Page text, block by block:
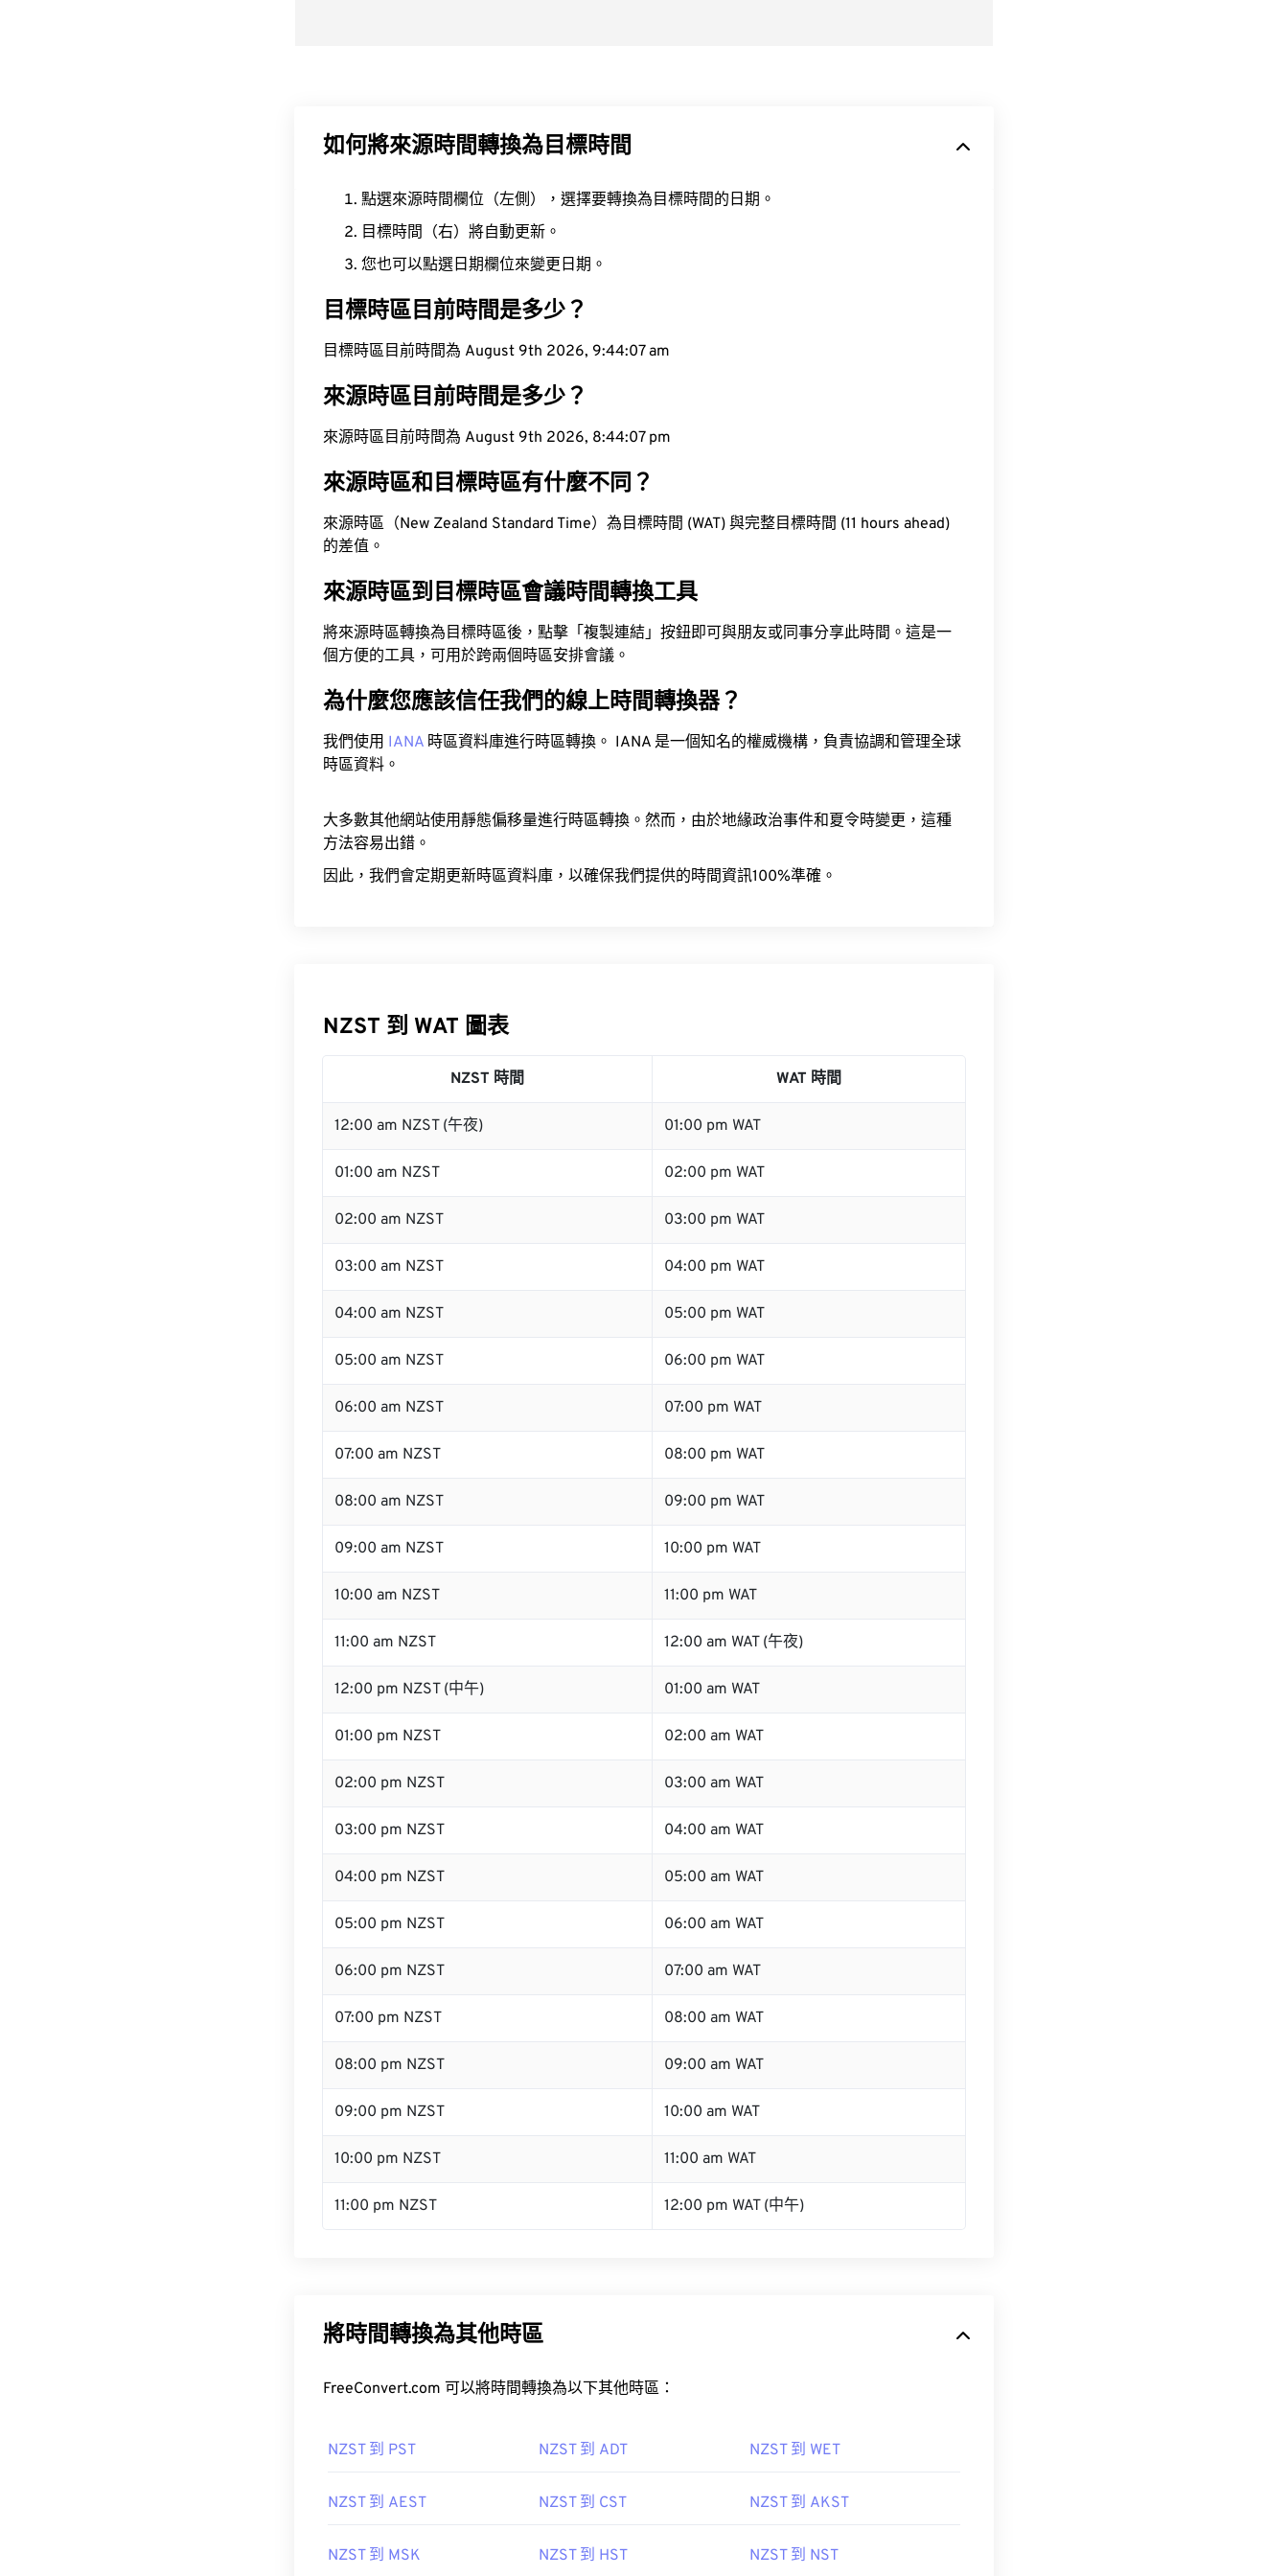
如何將來源時間轉換為目標時間
點選來源時間欄位（左側），選擇要轉換為目標時間的日期。
目標時間（右）將自動更新。
您也可以點選日期欄位來變更日期。
目標時區目前時間是多少？
目標時區目前時間為 August 9th 2026, 9:44:08 am
來源時區目前時間是多少？
來源時區目前時間為 August 9th 2026, 8:44:08 pm
來源時區和目標時區有什麼不同？
來源時區（New Zealand Standard Time）為目標時間 (WAT) 與完整目標時間 (11 hours ahead)
的差值。
來源時區到目標時區會議時間轉換工具
將來源時區轉換為目標時區後，點擊「複製連結」按鈕即可與朋友或同事分享此時間。這是一
個方便的工具，可用於跨兩個時區安排會議。
為什麼您應該信任我們的線上時間轉換器？
我們使用 IANA 時區資料庫進行時區轉換。 IANA 是一個知名的權威機構，負責協調和管理全球
時區資料。
大多數其他網站使用靜態偏移量進行時區轉換。然而，由於地緣政治事件和夏令時變更，這種
方法容易出錯。
因此，我們會定期更新時區資料庫，以確保我們提供的時間資訊100%準確。
NZST 到 WAT 圖表
NZST 時間 WAT 時間
12:00 am NZST (午夜) 01:00 pm WAT
01:00 am NZST 02:00 pm WAT
02:00 am NZST 03:00 pm WAT
03:00 am NZST 04:00 pm WAT
04:00 am NZST 05:00 pm WAT
05:00 am NZST 06:00 pm WAT
06:00 am NZST 07:00 pm WAT
07:00 am NZST 08:00 pm WAT
08:00 am NZST 09:00 pm WAT
09:00 am NZST 10:00 pm WAT
10:00 am NZST 11:00 pm WAT
11:00 am NZST 12:00 am WAT (午夜)
12:00 pm NZST (中午) 01:00 am WAT
01:00 pm NZST 02:00 am WAT
02:00 pm NZST 03:00 am WAT
03:00 pm NZST 04:00 am WAT
04:00 pm NZST 05:00 am WAT
05:00 pm NZST 06:00 am WAT
06:00 pm NZST 07:00 am WAT
07:00 pm NZST 08:00 am WAT
08:00 pm NZST 09:00 am WAT
09:00 pm NZST 10:00 am WAT
10:00 pm NZST 11:00 am WAT
11:00 pm NZST 12:00 pm WAT (中午)
將時間轉換為其他時區
FreeConvert.com 可以將時間轉換為以下其他時區：
NZST 到 PST NZST 到 ADT NZST 到 WET
NZST 到 AEST NZST 到 CST NZST 到 AKST
NZST 到 MSK NZST 到 HST NZST 到 NST